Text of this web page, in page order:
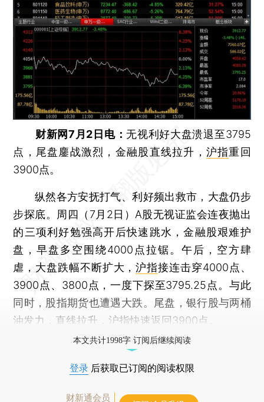
财新网7月2日电： 无视利好大盘溃退至3795
点，尾盘鏖战激烈，金融股直线拉升， 沪指重回
3900点。
纵然各方安抚打气、利好频出救市，大盘仍步
步探底。周四（7月2日）A股无视证监会连夜抛出
的三项利好勉强高开后快速跳水，金融股艰难护
盘，早盘多空围绕4000点拉锯。午后，空方肆
虐，大盘跌幅不断扩大，沪指接连击穿4000点、
3900点、3800点，一度下探至3795.25点。与此
同时，股指期货也遭遇大跌。尾盘，银行股与两桶
油发力，直线拉升，沪指快速返回3900点。
本文共计1998字 订阅后继续阅读
登录 后获取已订阅的阅读权限
财新通会员